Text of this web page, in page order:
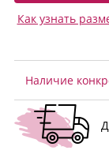
Как узнать
Наличие